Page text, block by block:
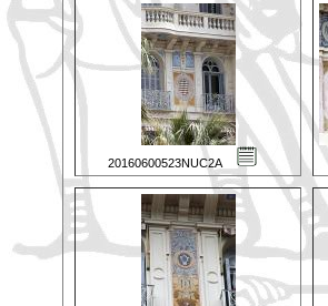
20160600523NUC2A